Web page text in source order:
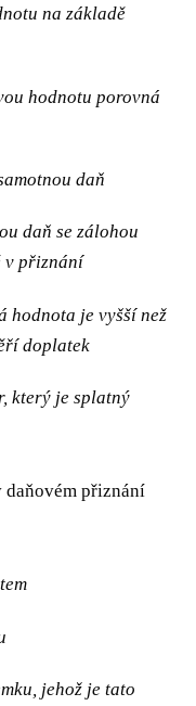
na základě
hodnotu porovná
daň
daň se zálohou
v přiznání
hodnota je vyšší než
doplatek
který je splatný
daňovém přiznání
jehož je tato